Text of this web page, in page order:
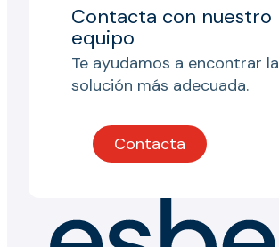
Contacta con nuestro
equipo
Te ayudamos a encontrar la
solución más adecuada.
Contacta